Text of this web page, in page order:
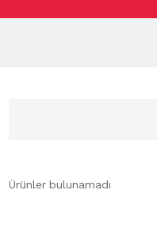
Ürünler bulunamadı